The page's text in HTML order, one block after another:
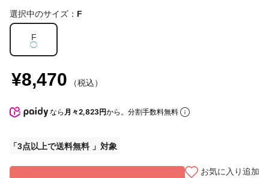
選択中のサイズ： F
F
◯
¥8,470 （税込）
なら 月々2,823円から。分割手数料無料
3点以上で送料無料
お気に入り追加